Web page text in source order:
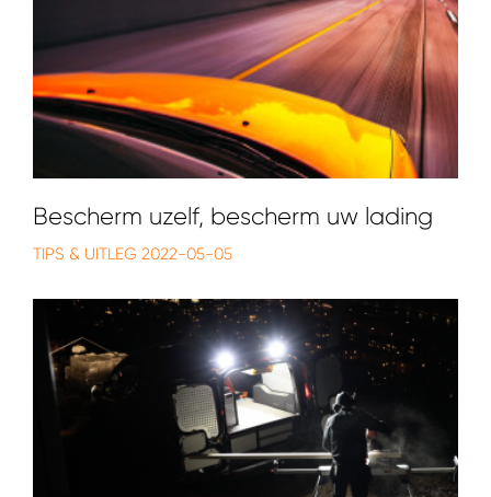
Bescherm uzelf, bescherm uw lading
TIPS & UITLEG 2022-05-05